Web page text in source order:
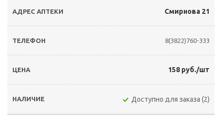
Смирнова 21
8(3822)760-333
158 руб./шт
Доступно для заказа (2)